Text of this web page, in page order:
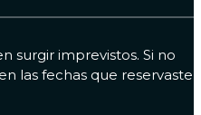
surgir imprevistos. Si no
las fechas que reservaste,